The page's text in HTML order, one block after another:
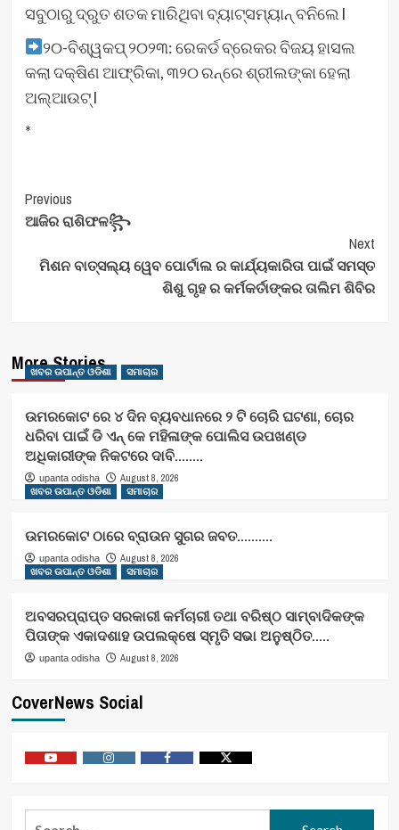
ସବୁଠାରୁ ଦ୍ରୁତ ଶତକ ମାରିଥିବା ବ୍ୟାଟ୍ସମ୍ୟାନ୍‌ ବନିଲେ l
୨୦-ବିଶ୍ୱକପ୍‌ ୨୦୨୩: ରେକର୍ଡ ବ୍ରେକର ବିଜୟ ହାସଲ
କଲା ଦକ୍ଷିଣ ଆଫ୍ରିକା, ୩୨୦ ରନ୍‌ରେ ଶ୍ରୀଲଙ୍କା ହେଲା
ଅଲ୍‌ଆଉଟ୍ l
*
Post
Navigation
Previous
ଆଜିର ରାଶିଫଳ꧂
Next
ମିଶନ ବାତ୍ସଲ୍ୟ ୱେବ ପୋର୍ଟାଲ ର କାର୍ଯ୍ୟକାରିତା ପାଇଁ ସମସ୍ତ
ଶିଶୁ ଗୃହ ର କର୍ମକର୍ତାଙ୍କର ତାଲିମ ଶିବିର
More Stories
ଖବର ଉପାନ୍ତ ଓଡିଶା ସମାଚାର
ଉମରକୋଟ ରେ ୪ ଦିନ ବ୍ୟବଧାନରେ ୨ ଟି ଚୋରି ଘଟଣା, ଚୋର
ଧରିବା ପାଇଁ ଡି ଏନ୍ କେ ମହିଳାଙ୍କ ପୋଲିସ ଉପଖଣ୍ଡ
ଅଧିକାରୀଙ୍କ ନିକଟରେ ଦାବି……..
upanta odisha
August 8, 2026
ଖବର ଉପାନ୍ତ ଓଡିଶା
ସମାଚାର
ଉମରକୋଟ ଠାରେ ବ୍ରାଉନ ସୁଗର ଜବତ……….
upanta odisha
August 8, 2026
ଖବର ଉପାନ୍ତ ଓଡିଶା
ସମାଚାର
ଅବସରପ୍ରାପ୍ତ ସରକାରୀ କର୍ମଚାରୀ ତଥା ବରିଷ୍ଠ ସାମ୍ବାଦିକଙ୍କ
ପିତାଙ୍କ ଏକାଦଶାହ ଉପଲକ୍ଷେ ସ୍ମୃତି ସଭା ଅନୁଷ୍ଠିତ…..
upanta odisha August 8, 2026
CoverNews Social